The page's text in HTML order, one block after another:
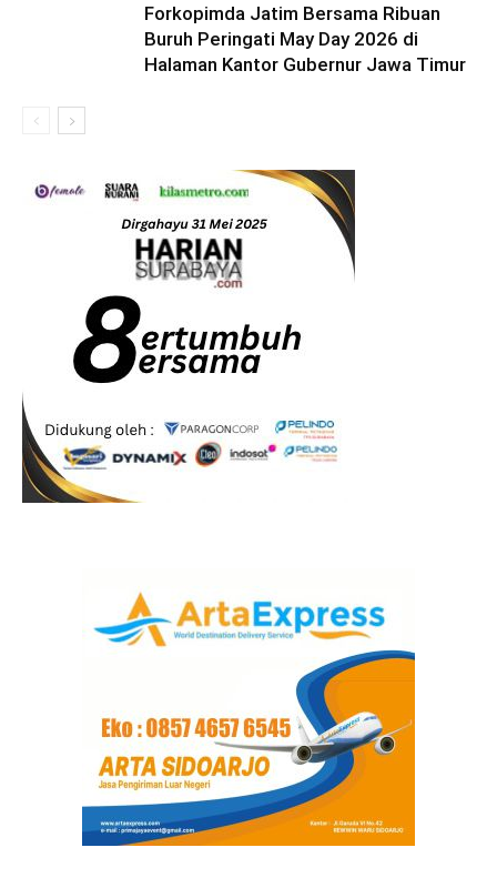
Forkopimda Jatim Bersama Ribuan
Buruh Peringati May Day 2026 di
Halaman Kantor Gubernur Jawa Timur